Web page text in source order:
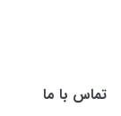
تماس با ما